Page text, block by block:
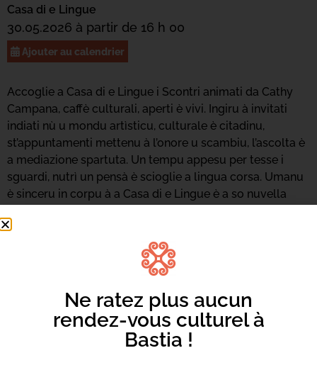
Casa di e Lingue
30.05.2026 à partir de 16 h 00
Ajouter au calendrier
Accoglie a Casa di e Lingue i Scontri animati da Cathy
Campana, caffè culturali, aperti è vivi. Ingiru à invitati
indiati nù u mondu artìsticu, culturale è citadinu,
st’appuntamenti mettenu à l’onore u scambiu, l’ascolta è
a mediazione spartuta. Un tempu appesu per tesse i
sguardi, nutrì un pensà è scioglie a lingua corsa. Umanu
è sinceru in corpu à a Casa di e Lingue è a so nuvella
Ne ratez plus aucun
rendez-vous culturel à
Bastia !